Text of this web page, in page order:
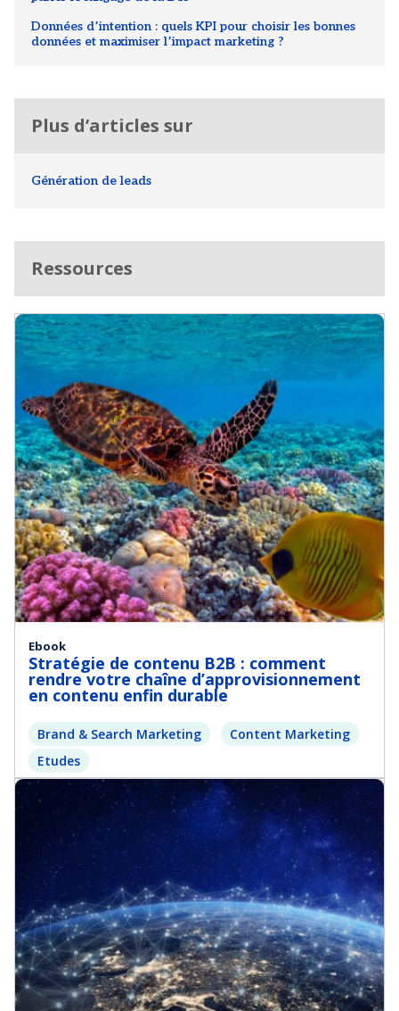
Données d’intention : quels KPI pour choisir les bonnes
données et maximiser l’impact marketing ?
Plus d’articles sur
Génération de leads
Ressources
Ebook
Stratégie de contenu B2B : comment
rendre votre chaîne d’approvisionnement
en contenu enfin durable
Brand & Search Marketing
Content Marketing
Etudes